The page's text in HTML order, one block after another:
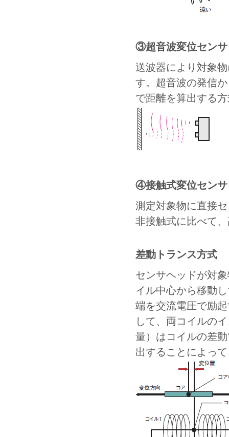
③超音波変位センサ
送波器により対象
す。超音波の発信
で距離を算出する
④接触式変位センサ
測定対象物に直接
非接触式に比べて
差動トランス方式
センサヘッドが対
イル中心から移動
端を交流電圧で励
して、両コイルの
量）はコイルの差
出することによっ